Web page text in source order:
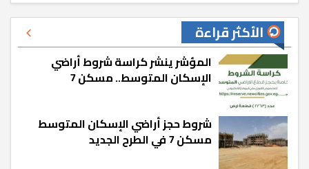
الأكثر قراءة
المؤشر ينشر كراسة شروط أراضي
الإسكان المتوسط.. مسكن 7
شروط حجز أراضي الإسكان المتوسط
مسكن 7 في الطرح الجديد